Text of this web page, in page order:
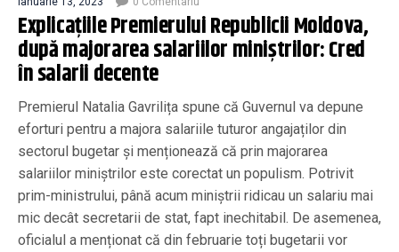
Explicațiile Premierului Republicii Moldova,
după majorarea salariilor miniștrilor: Cred
în salarii decente
Premierul Natalia Gavrilița spune că Guvernul va depune
eforturi pentru a majora salariile tuturor angajaților din
sectorul bugetar și menționează că prin majorarea
salariilor miniștrilor este corectat un populism. Potrivit
prim-ministrului, până acum miniștrii ridicau un salariu mai
mic decât secretarii de stat, fapt inechitabil. De asemenea,
oficialul a menționat că din februarie toți bugetarii vor